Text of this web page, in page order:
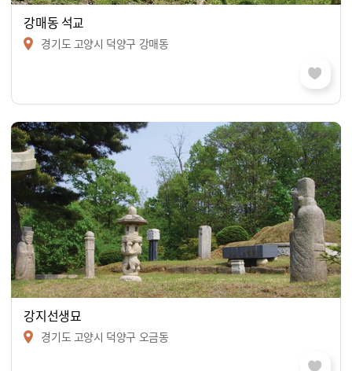
강매동 석교
경기도 고양시 덕양구 강매동
강지선생묘
경기도 고양시 덕양구 오금동